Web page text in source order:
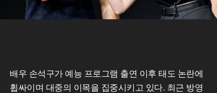
배우 손석구가 예능 프로그램 출연 이후 태도 논란에
휩싸이며 대중의 이목을 집중시키고 있다. 최근 방영